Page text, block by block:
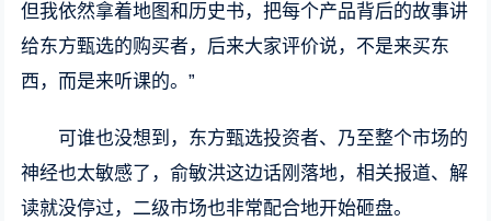
但我依然拿着地图和历史书，把每个产品背后的故事讲
给东方甄选的购买者，后来大家评价说，不是来买东
西，而是来听课的。”
可谁也没想到，东方甄选投资者、乃至整个市场的
神经也太敏感了，俞敏洪这边话刚落地，相关报道、解
读就没停过，二级市场也非常配合地开始砸盘。